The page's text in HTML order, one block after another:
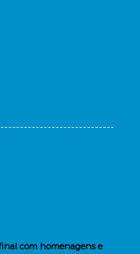
com homenagens e